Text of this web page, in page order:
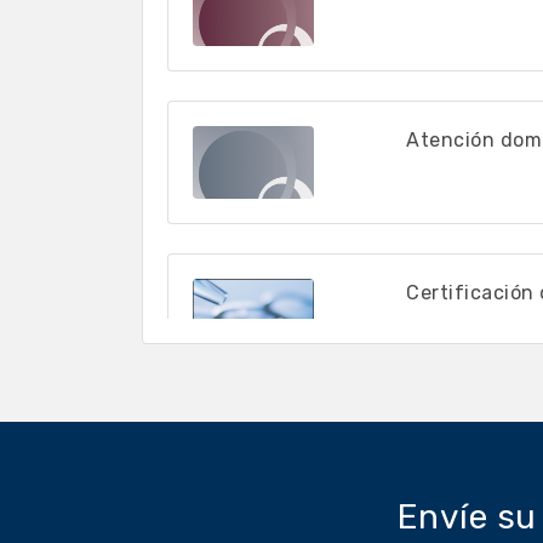
Atención
Certificación
Dirigido a
Centros
Envíe